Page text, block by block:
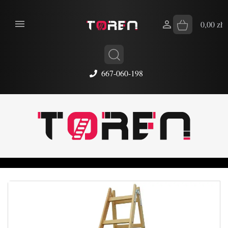
667-060-198
 0,00 zł
